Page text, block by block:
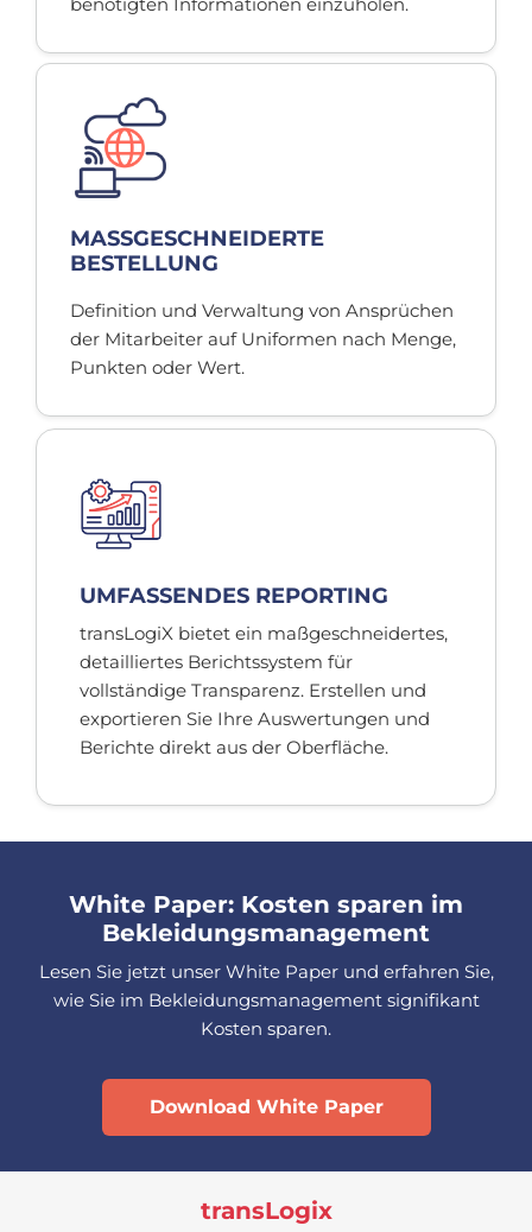
MASSGESCHNEIDERTE
BESTELLUNG
Definition und Verwaltung von Ansprüchen
der Mitarbeiter auf Uniformen nach Menge,
Punkten oder Wert.
UMFASSENDES REPORTING
transLogiX bietet ein maßgeschneidertes,
detailliertes Berichtssystem für
vollständige Transparenz. Erstellen und
exportieren Sie Ihre Auswertungen und
Berichte direkt aus der Oberfläche.
White Paper: Kosten sparen im
Bekleidungsmanagement
Lesen Sie jetzt unser White Paper und erfahren Sie,
wie Sie im Bekleidungsmanagement signifikant
Kosten sparen.
Download White Paper
transLogix